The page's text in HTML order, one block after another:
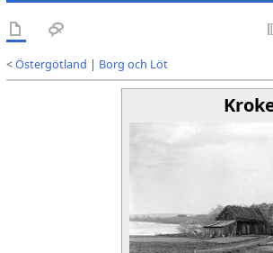
<Östergötland | Borg och Löt